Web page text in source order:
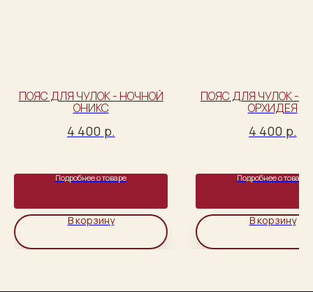
ПОЯС ДЛЯ ЧУЛОК - НОЧНОЙ
ОНИКС
4 400 р.
Подробнее о товаре
В корзину
ПОЯС ДЛЯ ЧУЛОК -
ОРХИДЕЯ
4 400 р.
Подробнее о товаре
В корзину